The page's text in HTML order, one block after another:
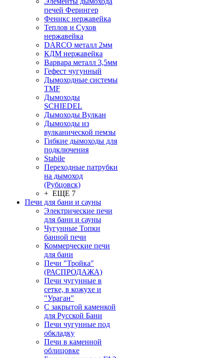
печей Ферингер
Феникс нержавейка
Теплов и Сухов
нержавейка
DARCO металл 2мм
КДМ нержавейка
Варвара металл 3,5мм
Гефест чугунный
Дымоходные системы
TMF
Дымоходы
SCHIEDEL
Дымоходы Вулкан
Дымоходы из
вулканической пемзы
Гибкие дымоходы для
подключения
Stabile
Переходные патрубки
на дымоход
(Рубцовск)
+ ЕЩЕ 7
Печи для бани и сауны
Электрические печи
для бани и сауны
Чугунные Топки
банной печи
Коммерческие печи
для бани
Печи "Тройка"
(РАСПРОДАЖА)
Печи чугунные в
сетке, в кожухе и
"Ураган"
С закрытой каменкой
для Русской Бани
Печи чугунные под
обкладку
Печи в каменной
облицовке